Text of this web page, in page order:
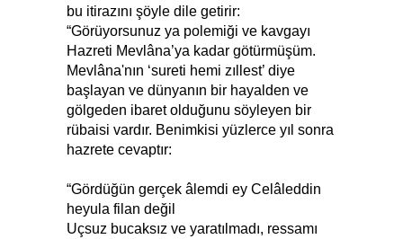
bu itirazını şöyle dile getirir:
“Görüyorsunuz ya polemiği ve kavgayı
Hazreti Mevlâna’ya kadar götürmüşüm.
Mevlâna'nın ‘sureti hemi zıllest’ diye
başlayan ve dünyanın bir hayalden ve
gölgeden ibaret olduğunu söyleyen bir
rübaisi vardır. Benimkisi yüzlerce yıl sonra
hazrete cevaptır:
“Gördüğün gerçek âlemdi ey Celâleddin
heyula filan değil
Uçsuz bucaksız ve yaratılmadı, ressamı